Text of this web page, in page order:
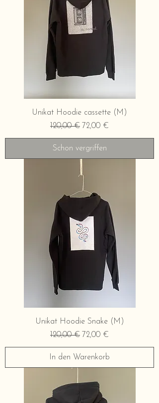
Unikat Hoodie cassette (M)
Standardpreis
120,00 € Sale-Preis
72,00 €
Schon vergriffen
Unikat Hoodie Snake (M)
Standardpreis
120,00 € Sale-Preis
72,00 €
In den Warenkorb